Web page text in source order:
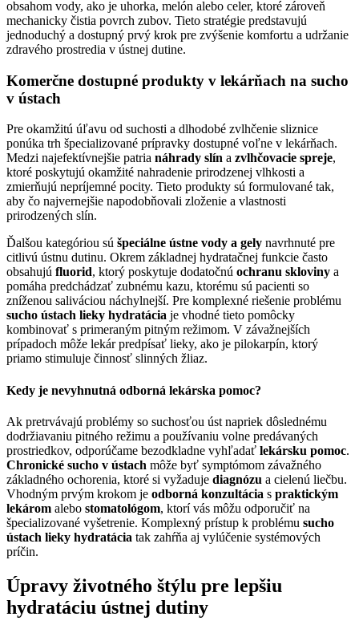
obsahom vody, ako je uhorka, melón alebo celer, ktoré zároveň
mechanicky čistia povrch zubov. Tieto stratégie predstavujú
jednoduchý a dostupný prvý krok pre zvýšenie komfortu a udržanie
zdravého prostredia v ústnej dutine.
Komerčne dostupné produkty v lekárňach na sucho
v ústach
Pre okamžitú úľavu od suchosti a dlhodobé zvlhčenie sliznice
ponúka trh špecializované prípravky dostupné voľne v lekárňach.
Medzi najefektívnejšie patria náhrady slín a zvlhčovacie spreje,
ktoré poskytujú okamžité nahradenie prirodzenej vlhkosti a
zmierňujú nepríjemné pocity. Tieto produkty sú formulované tak,
aby čo najvernejšie napodobňovali zloženie a vlastnosti
prirodzených slín.
Ďalšou kategóriou sú špeciálne ústne vody a gely navrhnuté pre
citlivú ústnu dutinu. Okrem základnej hydratačnej funkcie často
obsahujú fluorid, ktorý poskytuje dodatočnú ochranu skloviny a
pomáha predchádzať zubnému kazu, ktorému sú pacienti so
zníženou saliváciou náchylnejší. Pre komplexné riešenie problému
sucho ústach lieky hydratácia je vhodné tieto pomôcky
kombinovať s primeraným pitným režimom. V závažnejších
prípadoch môže lekár predpísať lieky, ako je pilokarpín, ktorý
priamo stimuluje činnosť slinných žliaz.
Kedy je nevyhnutná odborná lekárska pomoc?
Ak pretrvávajú problémy so suchosťou úst napriek dôslednému
dodržiavaniu pitného režimu a používaniu volne predávaných
prostriedkov, odporúčame bezodkladne vyhľadať lekársku pomoc.
Chronické sucho v ústach môže byť symptómom závažného
základného ochorenia, ktoré si vyžaduje diagnózu a cielenú liečbu.
Vhodným prvým krokom je odborná konzultácia s praktickým
lekárom alebo stomatológom, ktorí vás môžu odporučiť na
špecializované vyšetrenie. Komplexný prístup k problému sucho
ústach lieky hydratácia tak zahŕňa aj vylúčenie systémových
príčin.
Úpravy životného štýlu pre lepšiu
hydratáciu ústnej dutiny